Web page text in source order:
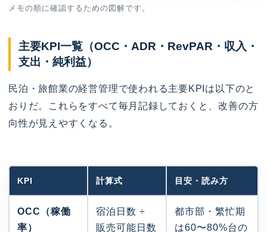
メモの順に確認するための図解です。
主要KPI一覧（OCC・ADR・RevPAR・収入・
支出・純利益）
民泊・旅館業の経営管理で使われる主要KPIは以下のと
おりだ。これらをすべて毎月記録しておくと、改善の方
向性が見えやすくなる。
KPI 計算式 目安・読み方
OCC（稼働
率）
宿泊日数 ÷
販売可能日数
都市部・繁忙期
は60〜80%台の